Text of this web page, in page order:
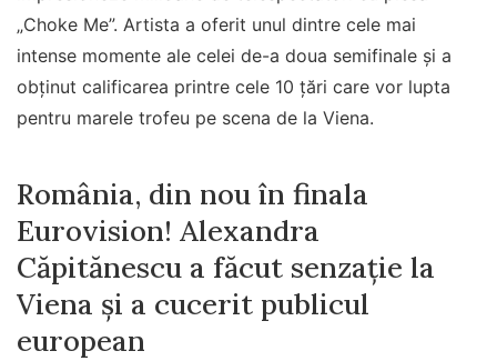
„Choke Me”. Artista a oferit unul dintre cele mai
intense momente ale celei de-a doua semifinale și a
obținut calificarea printre cele 10 țări care vor lupta
pentru marele trofeu pe scena de la Viena.
România, din nou în finala
Eurovision! Alexandra
Căpitănescu a făcut senzație la
Viena și a cucerit publicul
european